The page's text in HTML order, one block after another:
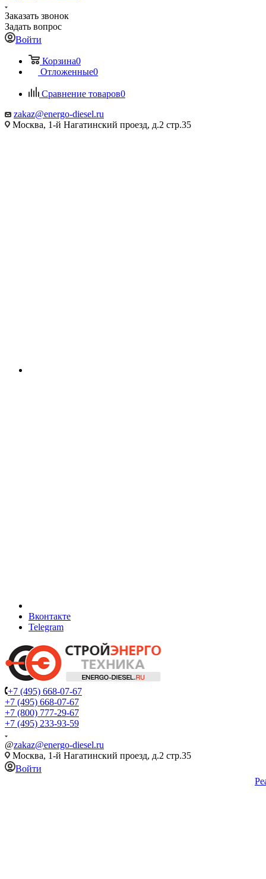
Заказать звонок
Задать вопрос
Войти
Корзина0
Отложенные0
Сравнение товаров0
zakaz@energo-diesel.ru
Москва, 1-й Нагатинский проезд, д.2 стр.35
Вконтакте
Telegram
+7 (495) 668-07-67
+7 (495) 668-07-67
+7 (800) 777-29-67
+7 (495) 233-93-59
@zakaz@energo-diesel.ru
Москва, 1-й Нагатинский проезд, д.2 стр.35
Войти